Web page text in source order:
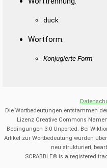
duck
Wortform:
Konjugierte Form
Die Wortbedeutungen entstammen
Lizenz Creative Commons
Bedingungen 3.0 Unported. Bei
Artikel zur Wortbedeutung wurden
neu strukturiert,
SCRABBLE® is a registered